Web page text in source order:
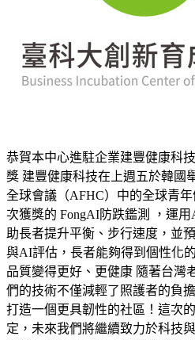
恭賀本中心進駐企業建豐健康科
獎 建豐健康科技在上週五於韓國
全球會議（AFHC）中的全球青
次獲獎的 FongAI防跌鑑測 ，運
助長者提升平衡、步行速度，並
與AI評估，長者能夠得到個性化
品質變得更好、更健康 隨著台灣
們的技術不僅減輕了照護者的負
打造一個更具韌性的社區！這次
定，未來我們將繼續致力於科技